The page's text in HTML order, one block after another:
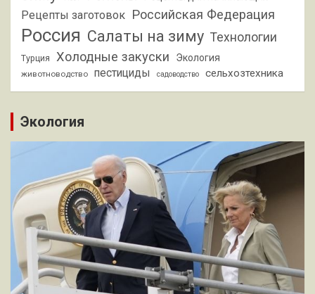
Рецепты заготовок Российская Федерация
Россия Салаты на зиму Технологии
Турция Холодные закуски Экология
животноводство пестициды садоводство сельхозтехника
Экология